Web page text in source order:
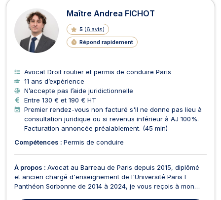
Maître Andrea FICHOT
5 (6 avis)
Répond rapidement
Avocat Droit routier et permis de conduire Paris
11 ans d’expérience
N’accepte pas l’aide juridictionnelle
Entre 130 € et 190 € HT
Premier rendez-vous non facturé s'il ne donne pas lieu à
consultation juridique ou si revenus inférieur à AJ 100%.
Facturation annoncée préalablement. (45 min)
Compétences : Permis de conduire
À propos : Avocat au Barreau de Paris depuis 2015, diplômé
et ancien chargé d'enseignement de l'Université Paris I
Panthéon Sorbonne de 2014 à 2024, je vous reçois à mon